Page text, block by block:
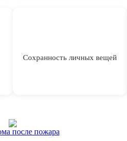
Сохранность личных вещей
после пожара